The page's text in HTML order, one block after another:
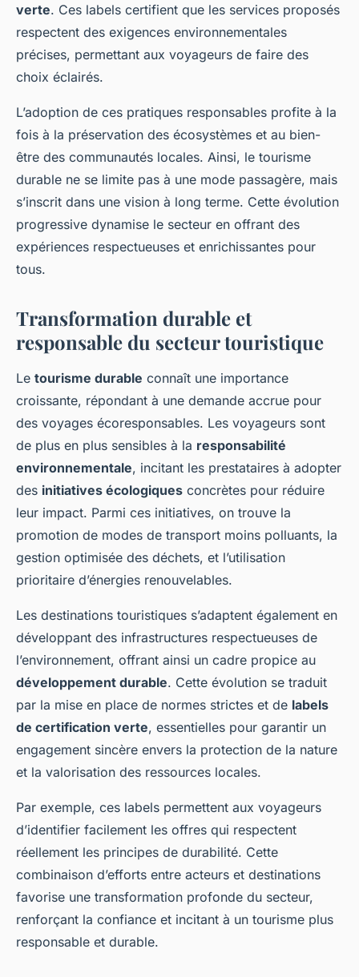
verte. Ces labels certifient que les services proposés
respectent des exigences environnementales
précises, permettant aux voyageurs de faire des
choix éclairés.
L’adoption de ces pratiques responsables profite à la
fois à la préservation des écosystèmes et au bien-
être des communautés locales. Ainsi, le tourisme
durable ne se limite pas à une mode passagère, mais
s’inscrit dans une vision à long terme. Cette évolution
progressive dynamise le secteur en offrant des
expériences respectueuses et enrichissantes pour
tous.
Transformation durable et
responsable du secteur touristique
Le tourisme durable connaît une importance
croissante, répondant à une demande accrue pour
des voyages écoresponsables. Les voyageurs sont
de plus en plus sensibles à la responsabilité
environnementale, incitant les prestataires à adopter
des initiatives écologiques concrètes pour réduire
leur impact. Parmi ces initiatives, on trouve la
promotion de modes de transport moins polluants, la
gestion optimisée des déchets, et l’utilisation
prioritaire d’énergies renouvelables.
Les destinations touristiques s’adaptent également en
développant des infrastructures respectueuses de
l’environnement, offrant ainsi un cadre propice au
développement durable. Cette évolution se traduit
par la mise en place de normes strictes et de labels
de certification verte, essentielles pour garantir un
engagement sincère envers la protection de la nature
et la valorisation des ressources locales.
Par exemple, ces labels permettent aux voyageurs
d’identifier facilement les offres qui respectent
réellement les principes de durabilité. Cette
combinaison d’efforts entre acteurs et destinations
favorise une transformation profonde du secteur,
renforçant la confiance et incitant à un tourisme plus
responsable et durable.